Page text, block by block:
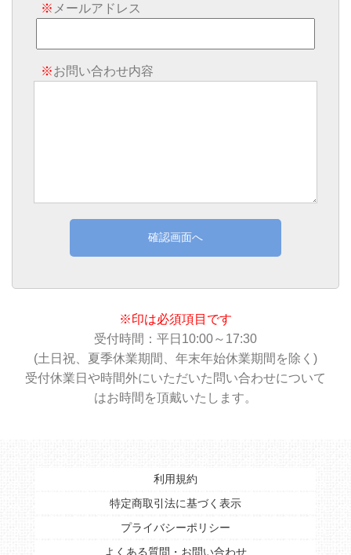
※ メールアドレス
※お問い合わせ内容
確認画面へ
※印は必須項目です
受付時間：平日10:00～17:30
(土日祝、夏季休業期間、年末年始休業期間を除く)
受付休業日や時間外にいただいた問い合わせについて
はお時間を頂戴いたします。
利用規約
特定商取引法に基づく表示
プライバシーポリシー
よくある質問・お問い合わせ